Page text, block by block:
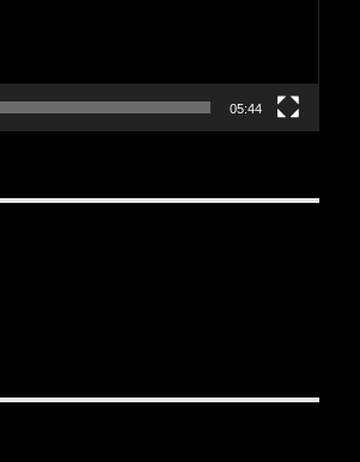
05:44